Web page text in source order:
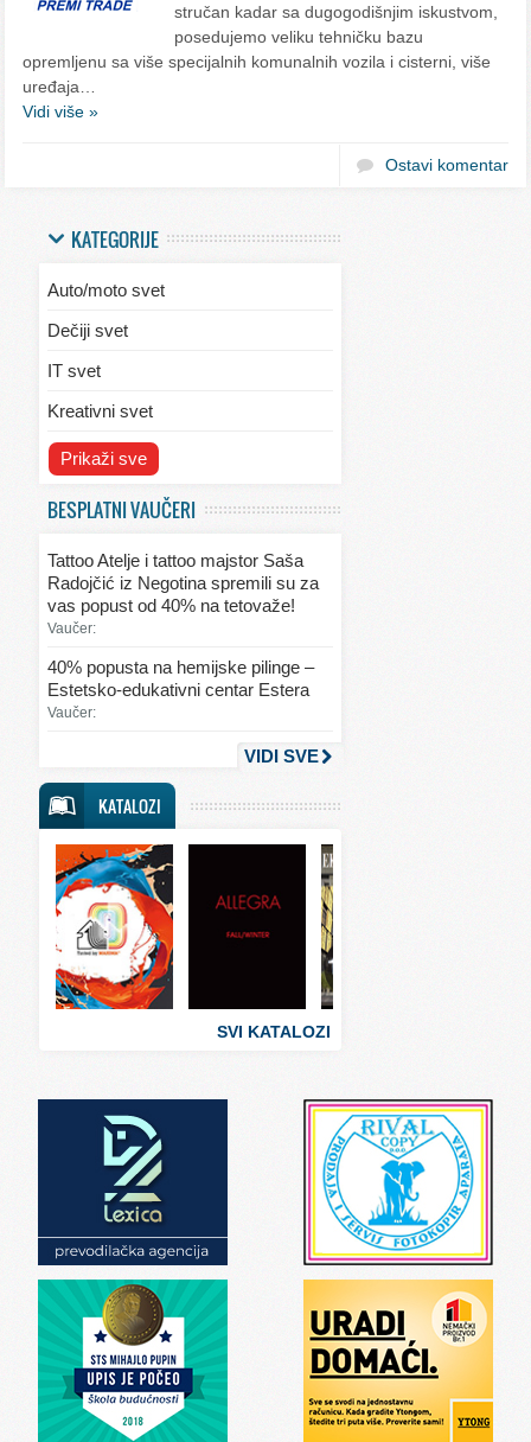
stručan kadar sa dugogodišnjim iskustvom,
posedujemo veliku tehničku bazu
opremljenu sa više specijalnih komunalnih vozila i cisterni, više
uređaja…
Vidi više »
Ostavi komentar
KATEGORIJE
Auto/moto svet
Dečiji svet
IT svet
Kreativni svet
Svet ekologije
Svet kulinarstva
Svet lepote
Svet mode
Svet sporta
Svet tehnike
Svet ugostiteljstva
Svet zabave i umetnosti
Svet zanimljivosti
Svet zdravlja
Prikaži sve
BESPLATNI VAUČERI
Tattoo Atelje i tattoo majstor Saša
Radojčić iz Negotina spremili su za
vas popust od 40% na tetovaže!
Vaučer:
40% popusta na hemijske pilinge –
Estetsko-edukativni centar Estera
Vaučer:
VIDI SVE
KATALOZI
SVI KATALOZI